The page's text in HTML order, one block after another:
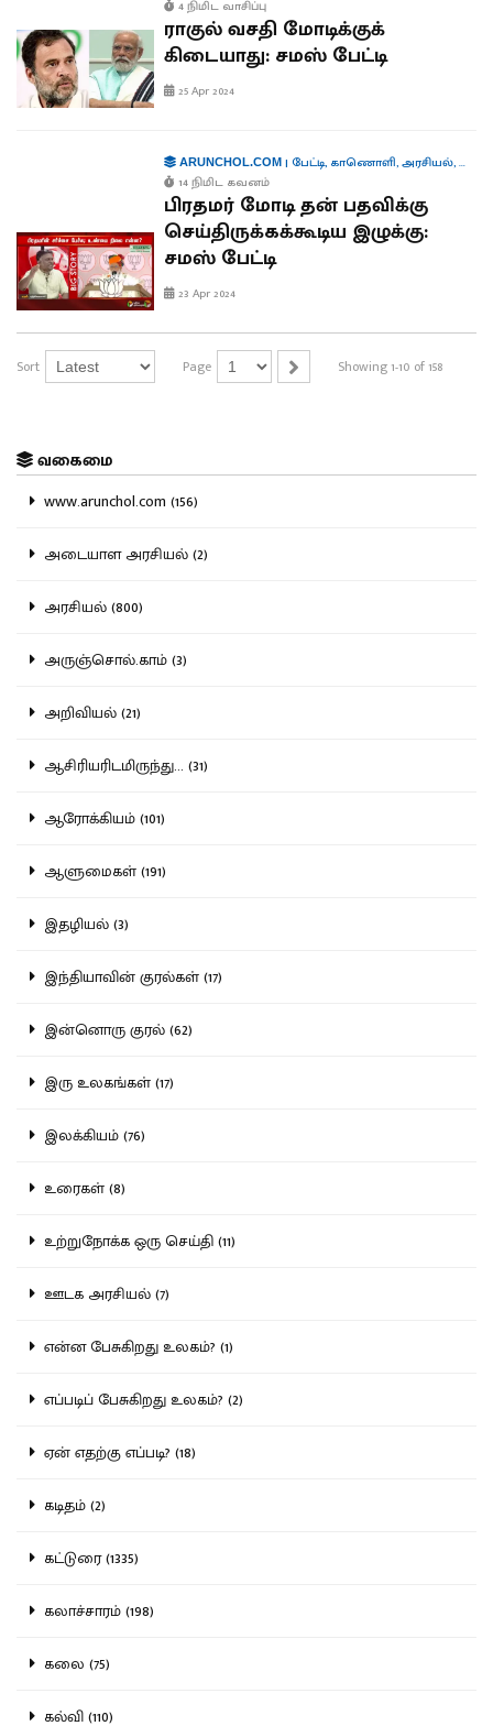
4 நிமிட வாசிப்பு
ராகுல் வசதி மோடிக்குக்
கிடையாது: சமஸ் பேட்டி
25 Apr 2024
ARUNCHOL.COM| பேட்டி, காணொளி,அரசியல்,
14 நிமிட கவனம்
பிரதமர் மோடி தன் பதவிக்கு
செய்திருக்கக்கூடிய இழுக்கு:
சமஸ் பேட்டி
23 Apr 2024
Sort Page Showing 1-10 of 158
வகைமை
www.arunchol.com (156)
அடையாள அரசியல் (2)
அரசியல் (800)
அருஞ்சொல்.காம் (3)
அறிவியல் (21)
ஆசிரியரிடமிருந்து... (31)
ஆரோக்கியம் (101)
ஆளுமைகள் (191)
இதழியல் (3)
இந்தியாவின் குரல்கள் (17)
இன்னொரு குரல் (62)
இரு உலகங்கள் (17)
இலக்கியம் (76)
உரைகள் (8)
உற்றுநோக்க ஒரு செய்தி (11)
ஊடக அரசியல் (7)
என்ன பேசுகிறது உலகம்? (1)
எப்படிப் பேசுகிறது உலகம்? (2)
ஏன் எதற்கு எப்படி? (18)
கடிதம் (2)
கட்டுரை (1335)
கலாச்சாரம் (198)
கலை (75)
கல்வி (110)